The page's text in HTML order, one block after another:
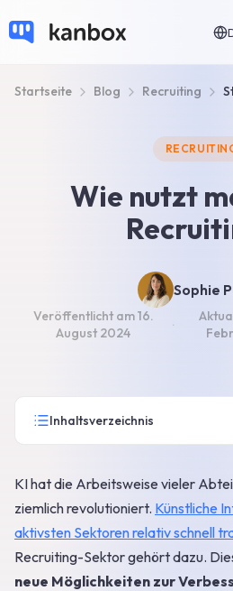
Startseite Blog Recruiting
Wie nutzt
Sophie
Veröffentlicht am16.
August 2024
·
Inhaltsverzeichnis
KI hat die Arbeitsweise vieler
ziemlich revolutioniert. Künstliche
aktivsten Sektoren relativ schnell
Recruiting-Sektor gehört dazu.
neue Möglichkeiten zur